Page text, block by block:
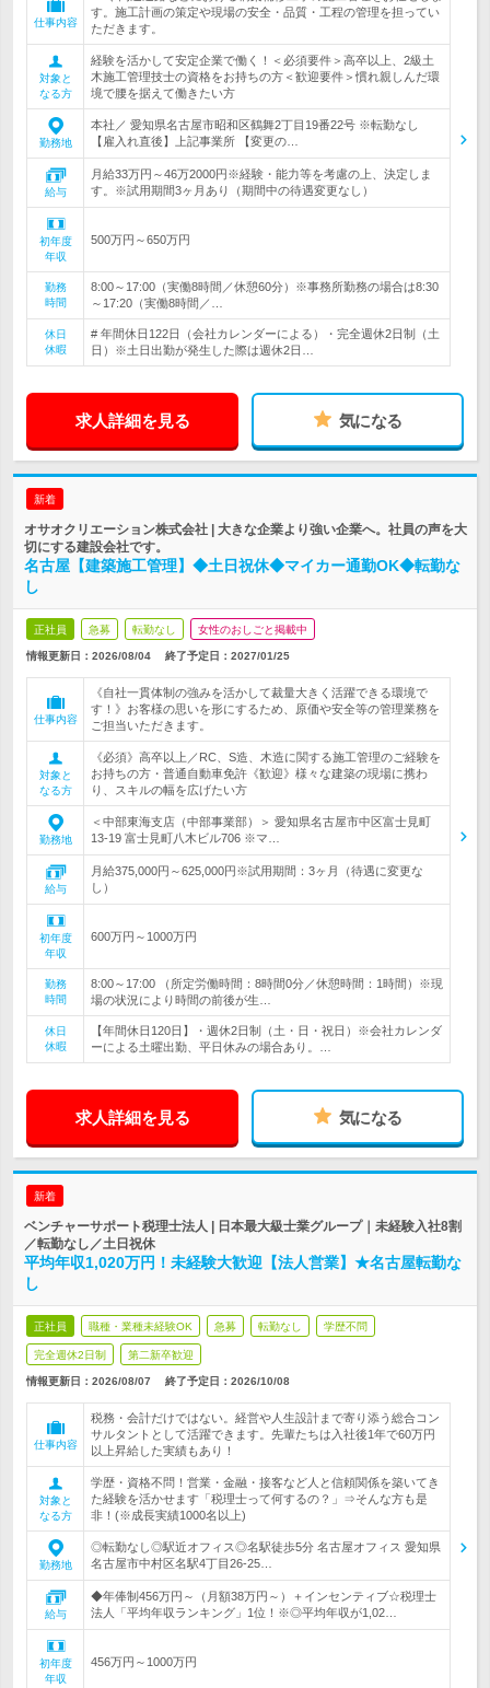
仕事内容
す。施工計画の策定や現場の安全・品質・工程の管理を担ってい
ただきます。
対象と
なる方
経験を活かして安定企業で働く！＜必須要件＞高卒以上、2級土
木施工管理技士の資格をお持ちの方＜歓迎要件＞慣れ親しんだ環
境で腰を据えて働きたい方
勤務地
本社／ 愛知県名古屋市昭和区鶴舞2丁目19番22号 ※転勤なし
【雇入れ直後】上記事業所 【変更の…
給与
月給33万円～46万2000円※経験・能力等を考慮の上、決定しま
す。※試用期間3ヶ月あり（期間中の待遇変更なし）
初年度
年収
500万円～650万円
勤務
時間
8:00～17:00（実働8時間／休憩60分）※事務所勤務の場合は8:30
～17:20（実働8時間／…
休日
休暇
# 年間休日122日（会社カレンダーによる）・完全週休2日制（土
日）※土日出勤が発生した際は週休2日…
求人詳細を見る 気になる
新着
オサオクリエーション株式会社 | 大きな企業より強い企業へ。社員の声を大
切にする建設会社です。
名古屋【建築施工管理】◆土日祝休◆マイカー通勤OK◆転勤な
し
正社員 急募 転勤なし 女性のおしごと掲載中
情報更新日：2026/08/04 終了予定日： 2027/01/25
仕事内容
《自社一貫体制の強みを活かして裁量大きく活躍できる環境で
す！》お客様の思いを形にするため、原価や安全等の管理業務を
ご担当いただきます。
対象と
なる方
《必須》高卒以上／RC、S造、木造に関する施工管理のご経験を
お持ちの方・普通自動車免許《歓迎》様々な建築の現場に携わ
り、スキルの幅を広げたい方
勤務地
＜中部東海支店（中部事業部）＞ 愛知県名古屋市中区富士見町
13-19 富士見町八木ビル706 ※マ…
給与
月給375,000円～625,000円※試用期間：3ヶ月（待遇に変更な
し）
初年度
年収
600万円～1000万円
勤務
時間
8:00～17:00 （所定労働時間：8時間0分／休憩時間：1時間）※現
場の状況により時間の前後が生…
休日
休暇
【年間休日120日】・週休2日制（土・日・祝日）※会社カレンダ
ーによる土曜出勤、平日休みの場合あり。…
求人詳細を見る 気になる
新着
ベンチャーサポート税理士法人 | 日本最大級士業グループ｜未経験入社8割
／転勤なし／土日祝休
平均年収1,020万円！未経験大歓迎【法人営業】★名古屋転勤な
し
正社員 職種・業種未経験OK 急募 転勤なし 学歴不問
完全週休2日制 第二新卒歓迎
情報更新日：2026/08/07 終了予定日： 2026/10/08
仕事内容
税務・会計だけではない。経営や人生設計まで寄り添う総合コン
サルタントとして活躍できます。先輩たちは入社後1年で60万円
以上昇給した実績もあり！
対象と
なる方
学歴・資格不問！営業・金融・接客など人と信頼関係を築いてき
た経験を活かせます「税理士って何するの？」⇒そんな方も是
非！(※成長実績1000名以上)
勤務地
◎転勤なし◎駅近オフィス◎名駅徒歩5分 名古屋オフィス 愛知県
名古屋市中村区名駅4丁目26‐25…
給与
◆年俸制456万円～（月額38万円～）＋インセンティブ☆税理士
法人「平均年収ランキング」1位！※◎平均年収が1,02…
初年度
年収
456万円～1000万円